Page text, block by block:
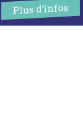
Plus d’infos